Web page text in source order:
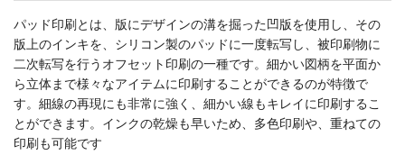
パッド印刷とは、版にデザインの溝を掘った凹版を使用し、その
版上のインキを、シリコン製のパッドに一度転写し、被印刷物に
二次転写を行うオフセット印刷の一種です。細かい図柄を平面か
ら立体まで様々なアイテムに印刷することができるのが特徴で
す。細線の再現にも非常に強く、細かい線もキレイに印刷するこ
とができます。インクの乾燥も早いため、多色印刷や、重ねての
印刷も可能です